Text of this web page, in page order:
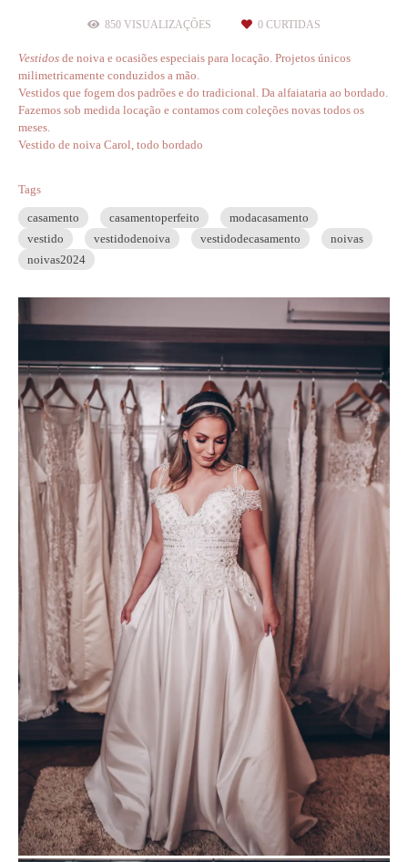
850 VISUALIZAÇÕES 0 CURTIDAS
Vestidos de noiva e ocasiões especiais para locação. Projetos únicos
milimetricamente conduzidos a mão.
Vestidos que fogem dos padrões e do tradicional. Da alfaiataria ao bordado.
Fazemos sob medida locação e contamos com coleções novas todos os
meses.
Vestido de noiva Carol, todo bordado
Tags
casamento casamentoperfeito
modacasamento
vestido
vestidodenoiva vestidodecasamento
noivas
noivas2024